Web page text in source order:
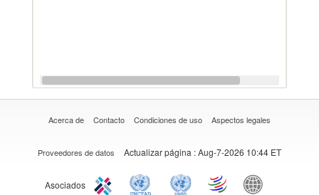
Acerca de Contacto Condiciones de uso Aspectos legales
Proveedores de datos Actualizar página : Aug-7-2026 10:44 ET
Asociados